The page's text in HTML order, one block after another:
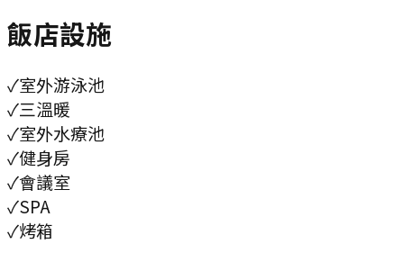
飯店設施
✓室外游泳池
✓三溫暖
✓室外水療池
✓健身房
✓會議室
✓SPA
✓烤箱